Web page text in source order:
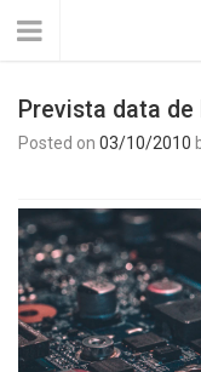
Prevista data
Posted on 03/10/2010